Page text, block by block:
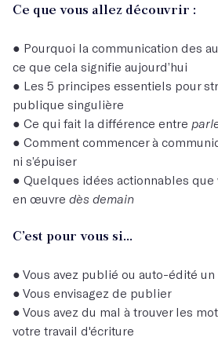
Ce que vous allez découvrir :
● Pourquoi la communication des
ce que cela signifie aujourd’hui
● Les 5 principes essentiels pour
publique singulière
● Ce qui fait la différence entre
● Comment commencer à
ni s’épuiser
● Quelques idées actionnables
en œuvre dès demain
C’est pour vous si…
● Vous avez publié ou auto-édité un
● Vous envisagez de publier
● Vous avez du mal à trouver les
votre travail d'écriture